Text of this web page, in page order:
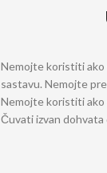
Nemojte koristiti ako
sastavu. Nemojte
Nemojte koristiti
Čuvati izvan